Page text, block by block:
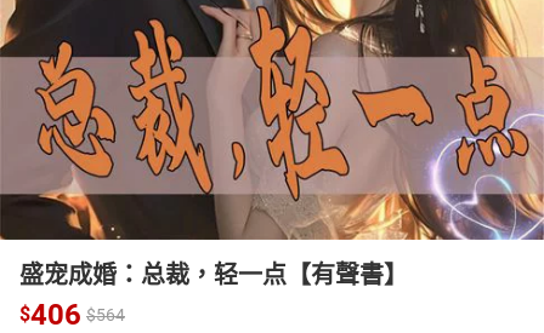
日本購物 電子/紙本書
HOT
盛宠成婚：总裁，轻一点【有聲書】
$406 $564